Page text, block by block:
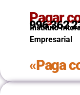
Pagar
996 362
Instituto
Empresarial
«Paga